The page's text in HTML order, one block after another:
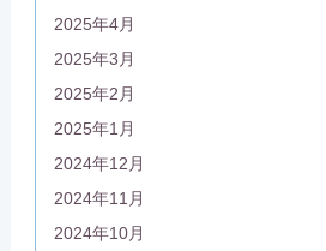
2025年4月
2025年3月
2025年2月
2025年1月
2024年12月
2024年11月
2024年10月